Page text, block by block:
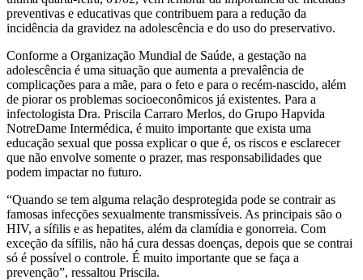
preventivas e educativas que contribuem para a redução da
incidência da gravidez na adolescência e do uso do preservativo.
Conforme a Organização Mundial de Saúde, a gestação na
adolescência é uma situação que aumenta a prevalência de
complicações para a mãe, para o feto e para o recém-nascido, além
de piorar os problemas socioeconômicos já existentes. Para a
infectologista Dra. Priscila Carraro Merlos, do Grupo Hapvida
NotreDame Intermédica, é muito importante que exista uma
educação sexual que possa explicar o que é, os riscos e esclarecer
que não envolve somente o prazer, mas responsabilidades que
podem impactar no futuro.
“Quando se tem alguma relação desprotegida pode se contrair as
famosas infecções sexualmente transmissíveis. As principais são o
HIV, a sífilis e as hepatites, além da clamídia e gonorreia. Com
exceção da sífilis, não há cura dessas doenças, depois que se contrai
só é possível o controle. É muito importante que se faça a
prevenção”, ressaltou Priscila.